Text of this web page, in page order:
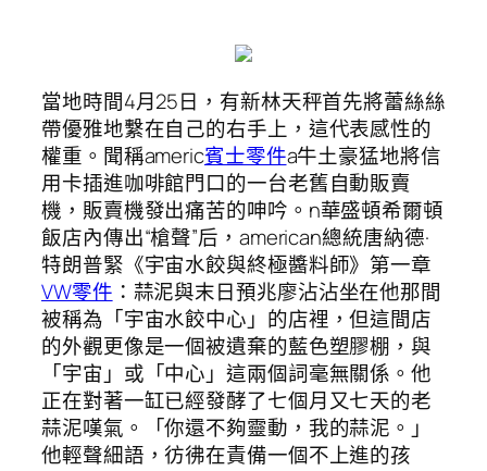
當地時間4月25日，有新林天秤首先將蕾絲絲
帶優雅地繫在自己的右手上，這代表感性的
權重。聞稱americ賓士零件a牛土豪猛地將信
用卡插進咖啡館門口的一台老舊自動販賣
機，販賣機發出痛苦的呻吟。n華盛頓希爾頓
飯店內傳出“槍聲”后，american總統唐納德·
特朗普緊《宇宙水餃與終極醬料師》第一章
VW零件 ：蒜泥與末日預兆廖沾沾坐在他那間
被稱為「宇宙水餃中心」的店裡，但這間店
的外觀更像是一個被遺棄的藍色塑膠棚，與
「宇宙」或「中心」這兩個詞毫無關係。他
正在對著一缸已經發酵了七個月又七天的老
蒜泥嘆氣。「你還不夠靈動，我的蒜泥。」
他輕聲細語，彷彿在責備一個不上進的孩